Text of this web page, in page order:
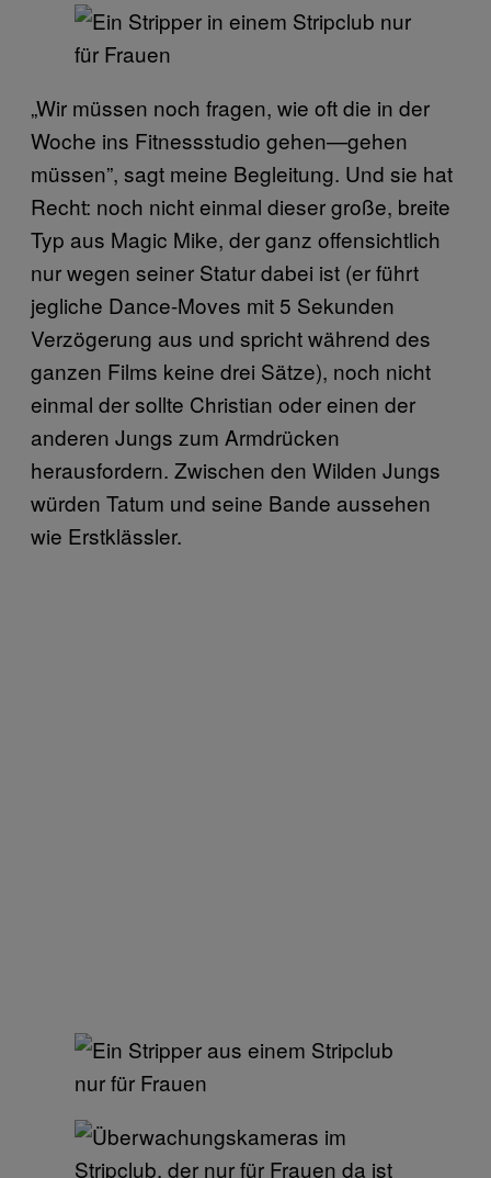
„Wir müssen noch fragen, wie oft die in der
Woche ins Fitnessstudio gehen—gehen
müssen”, sagt meine Begleitung. Und sie hat
Recht: noch nicht einmal dieser große, breite
Typ aus Magic Mike, der ganz offensichtlich
nur wegen seiner Statur dabei ist (er führt
jegliche Dance-Moves mit 5 Sekunden
Verzögerung aus und spricht während des
ganzen Films keine drei Sätze), noch nicht
einmal der sollte Christian oder einen der
anderen Jungs zum Armdrücken
herausfordern. Zwischen den Wilden Jungs
würden Tatum und seine Bande aussehen
wie Erstklässler.